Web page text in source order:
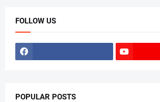
FOLLOW US
POPULAR POSTS